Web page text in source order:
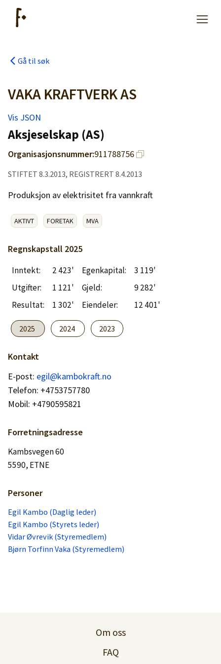
Kjøpe lister
Priser
Logg inn
Gå til søk
VAKA KRAFTVERK AS
Vis JSON
Aksjeselskap (AS)
Organisasjonsnummer:911788756
STIFTET 8.3.2013, REGISTRERT 8.4.2013
Produksjon av elektrisitet fra vannkraft
AKTIVT FORETAK MVA
Regnskapstall 2025
Inntekt: 2 423' Egenkapital:
3 119'
Utgifter:
1 121' Gjeld:
9 282'
Resultat:
1 302' Eiendeler: 12 401'
2025 2024 2023
Kontakt
E-post: egil@kambokraft.no
Telefon: +4753757780
Mobil: +4790595821
Forretningsadresse
Kambsvegen 60
5590, ETNE
Personer
Egil Kambo (Daglig leder)
Egil Kambo (Styrets leder)
Vidar Øvrevik (Styremedlem)
Bjørn Torfinn Vaka (Styremedlem)
Om oss
FAQ